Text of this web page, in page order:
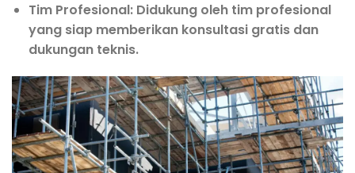
Tim Profesional:Didukung oleh tim profesional
yang siap memberikan konsultasi gratis dan
dukungan teknis.